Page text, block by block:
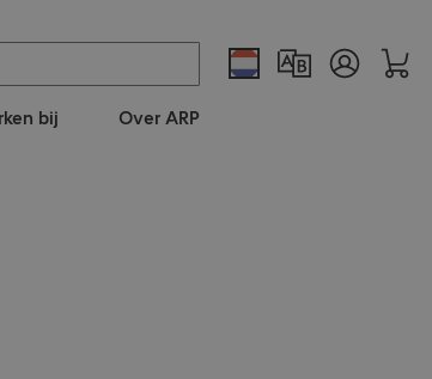
bij Over ARP